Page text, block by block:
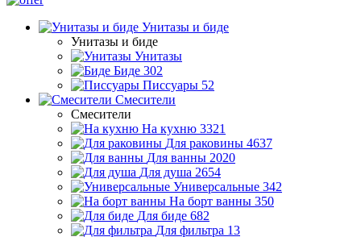
Унитазы и биде
Унитазы и биде
Унитазы
Биде 302
Писсуары 52
Смесители
Смесители
На кухню 3321
Для раковины 4637
Для ванны 2020
Для душа 2654
Универсальные 342
На борт ванны 350
Для биде 682
Для фильтра 13